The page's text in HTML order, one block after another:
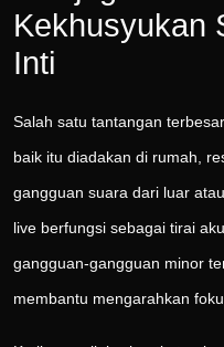
Kekhusyukan
Inti
Salah satu tantangan
baik itu diadakan di rumah,
gangguan suara dari luar
live berfungsi sebagai tirai
gangguan-gangguan minor
membantu mengarahkan